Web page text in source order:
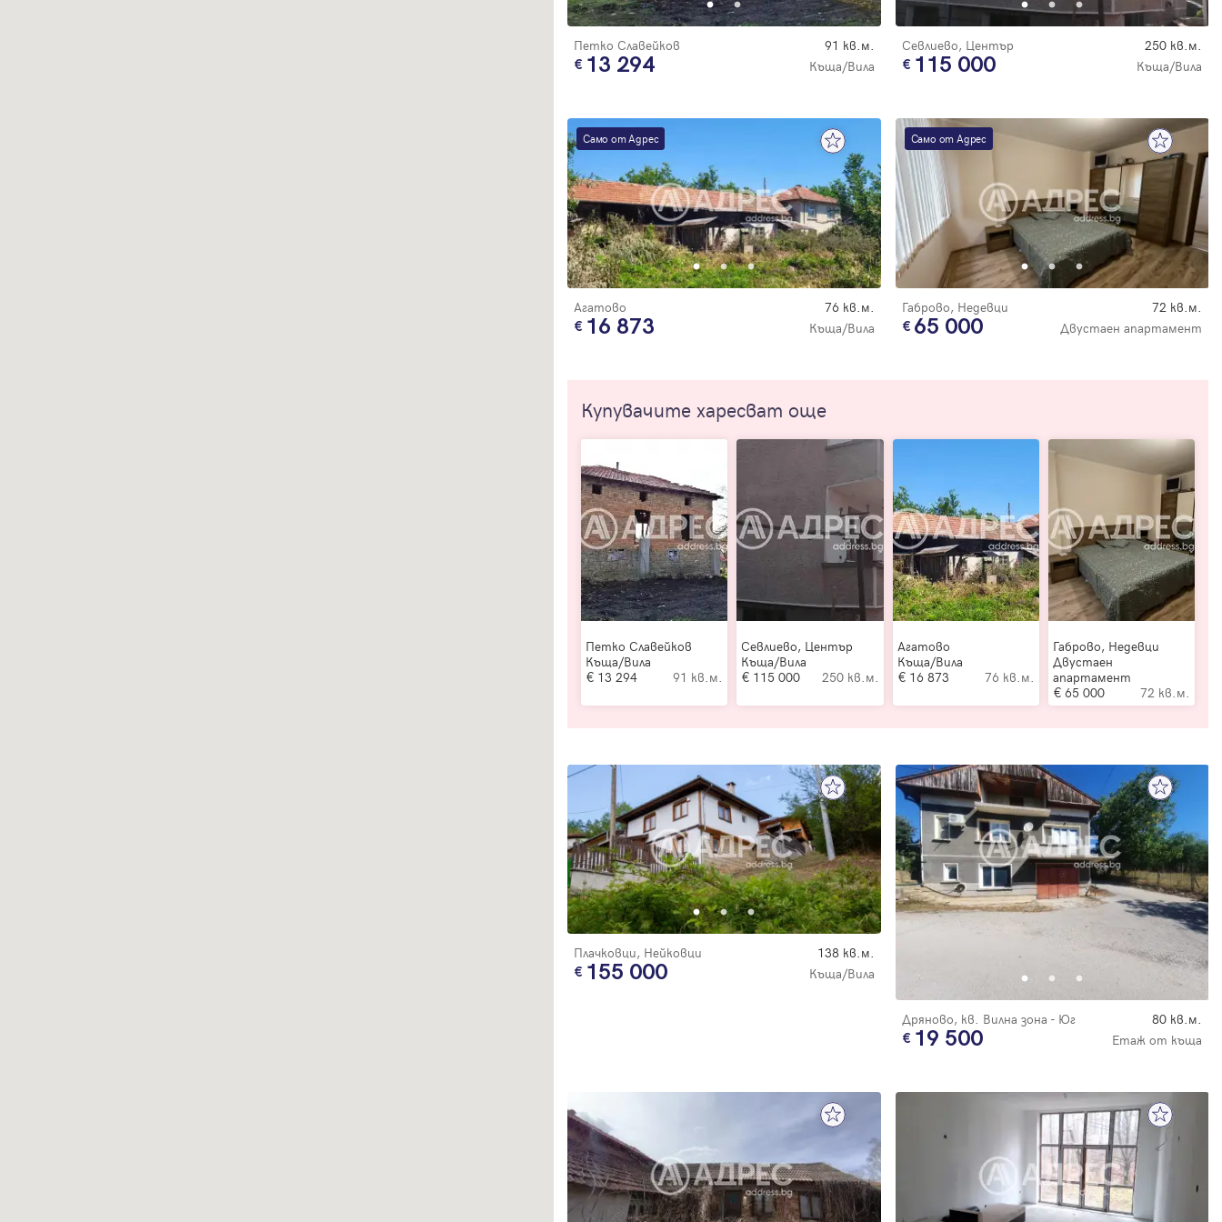
Петко Славейков 91 кв.м.
13 294 Къща/Вила
Севлиево, Център 250 кв.м.
115 000 Къща/Вила
Само от Адрес
Агатово 76 кв.м.
16 873 Къща/Вила
Само от Адрес
Габрово, Недевци 72 кв.м.
65 000 Двустаен апартамент
Купувачите харесват още
Петко Славейков
Къща/Вила
13 294
91 кв.м.
Севлиево, Център
Къща/Вила
115 000
250 кв.м.
Агатово
Къща/Вила
16 873
76 кв.м.
Габрово, Недевци
Двустаен
апартамент
65 000
72 кв.м.
Плачковци, Нейковци 138 кв.м.
155 000 Къща/Вила
Дряново, кв. Вилна зона - Юг 80 кв.м.
19 500 Етаж от къща